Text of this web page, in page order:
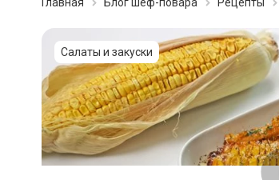
Главная Блог шеф-повара Рецепты
Салаты и закуски